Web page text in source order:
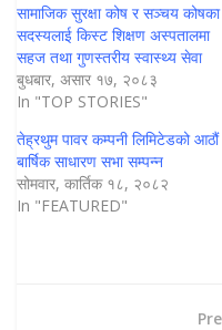
सामाजिक सुरक्षा कोष र सञ्चय कोषका
सदस्यलाई किस्ट शिक्षण अस्पतालमा
सहज तथा गुणस्तरीय स्वास्थ्य सेवा
बुधबार, असार १७, २०८३
In "TOP STORIES"
तेह्रथुम पावर कम्पनी लिमिटेडको आठौं
बार्षिक साधारण सभा सम्पन्न
सोमवार, कार्तिक १८, २०८२
In "FEATURED"